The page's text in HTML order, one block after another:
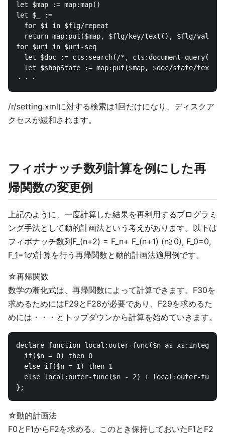
let $map := map:map()
let $_ :=
  for $i in $flg/repeat
return map:put($map, $flg/key/text(), $flg/value/
for $uri in $uri-seq
let $doc := cts:search(/*, cts:document-
  let $shopState := map:put($map, $doc/state/text())
/r/setting.xmlに対する検索は1回だけになり、ディスクア
クセスが緩和されます。
フィボナッチ数列計算を例にした再
帰関数の変更例
上記のように、一度計算した結果を再利用するプログラミ
ング手法として動的計画法という考えがあります。以下は
フィボナッチ数列F_(n+2) = F_n+ F_(n+1) (n≧0), F_0=0,
F_1=1の計算を行う再帰関数と動的計画法適用例です。
☆再帰関数
数学の漸化式は、再帰関数によって計算できます。F30を
求めるためにはF29とF28が必要であり、F29を求めるた
めには・・・とトップダウンから計算を始めていきます。
declare function local:outer-func($n as xs:integer){
  if($n = 0) then 0
  else if($n = 1) then 1
else local:outer-func($n - 2) + local:outer-
☆動的計画法
F0とF1からF2を求める、このとき保持しておいたF1とF2